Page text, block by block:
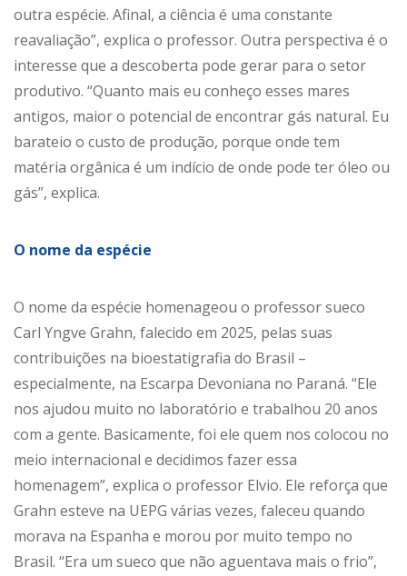
outra espécie. Afinal, a ciência é uma constante
reavaliação”, explica o professor. Outra perspectiva é o
interesse que a descoberta pode gerar para o setor
produtivo. “Quanto mais eu conheço esses mares
antigos, maior o potencial de encontrar gás natural. Eu
barateio o custo de produção, porque onde tem
matéria orgânica é um indício de onde pode ter óleo ou
gás”, explica.
O nome da espécie
O nome da espécie homenageou o professor sueco
Carl Yngve Grahn, falecido em 2025, pelas suas
contribuições na bioestatigrafia do Brasil –
especialmente, na Escarpa Devoniana no Paraná. “Ele
nos ajudou muito no laboratório e trabalhou 20 anos
com a gente. Basicamente, foi ele quem nos colocou no
meio internacional e decidimos fazer essa
homenagem”, explica o professor Elvio. Ele reforça que
Grahn esteve na UEPG várias vezes, faleceu quando
morava na Espanha e morou por muito tempo no
Brasil. “Era um sueco que não aguentava mais o frio”,